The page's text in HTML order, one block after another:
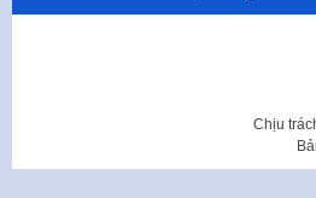
Chịu